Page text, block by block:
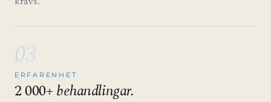
03
ERFARENHET
2 000+behandlingar.